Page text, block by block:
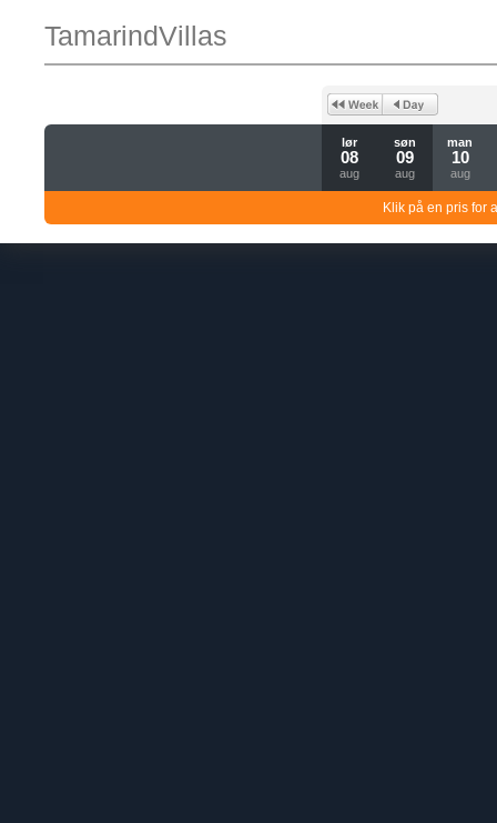
TamarindVillas
lør
08
aug
søn
09
aug
man
10
aug
Klik på en pris for